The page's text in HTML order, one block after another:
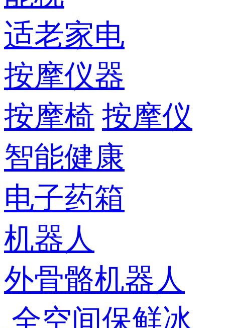
适老家电
按摩仪器
按摩椅 按摩仪
智能健康
电子药箱
机器人
外骨骼机器人
全空间保鲜冰